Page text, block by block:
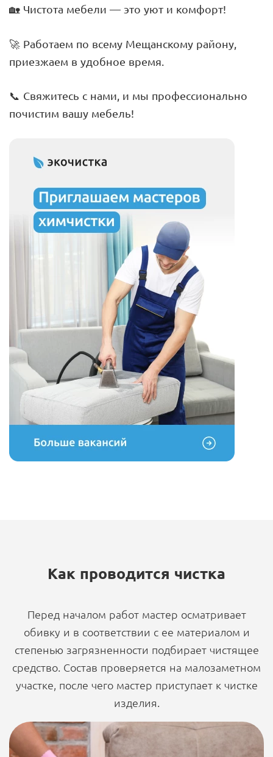
🏡 Чистота мебели — это уют и комфорт!
🚀 Работаем по всему Мещанскому району,
приезжаем в удобное время.
📞 Свяжитесь с нами, и мы профессионально
почистим вашу мебель!
Как проводится чистка
Перед началом работ мастер осматривает
обивку и в соответствии с ее материалом и
степенью загрязненности подбирает чистящее
средство. Состав проверяется на малозаметном
участке, после чего мастер приступает к чистке
изделия.